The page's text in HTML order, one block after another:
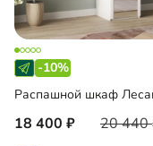
-10%
18 400 20 440